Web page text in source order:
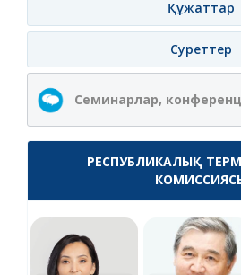
Құжаттар
Суреттер
Семинарлар,
РЕСПУБЛИКАЛЫҚ